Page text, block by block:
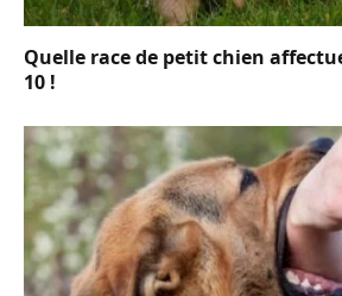
Quelle race de petit chien
10 !